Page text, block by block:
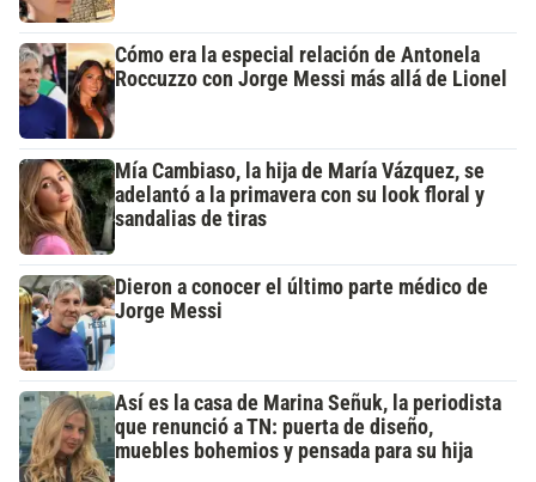
Cómo era la especial relación de Antonela
Roccuzzo con Jorge Messi más allá de Lionel
Mía Cambiaso, la hija de María Vázquez, se
adelantó a la primavera con su look floral y
sandalias de tiras
Dieron a conocer el último parte médico de
Jorge Messi
Así es la casa de Marina Señuk, la periodista
que renunció a TN: puerta de diseño,
muebles bohemios y pensada para su hija